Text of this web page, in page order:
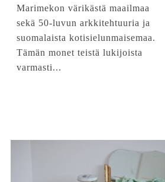
Marimekon värikästä maailmaa
sekä 50-luvun arkkitehtuuria ja
suomalaista kotisielunmaisemaa.
Tämän monet teistä lukijoista
varmasti...